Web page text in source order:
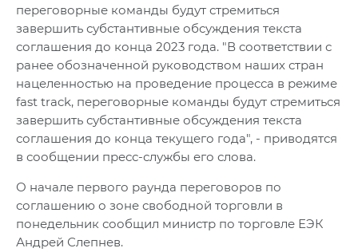
переговорные команды будут стремиться
завершить субстантивные обсуждения текста
соглашения до конца 2023 года. "В соответствии с
ранее обозначенной руководством наших стран
нацеленностью на проведение процесса в режиме
fast track, переговорные команды будут стремиться
завершить субстантивные обсуждения текста
соглашения до конца текущего года", - приводятся
в сообщении пресс-службы его слова.
О начале первого раунда переговоров по
соглашению о зоне свободной торговли в
понедельник сообщил министр по торговле ЕЭК
Андрей Слепнев.